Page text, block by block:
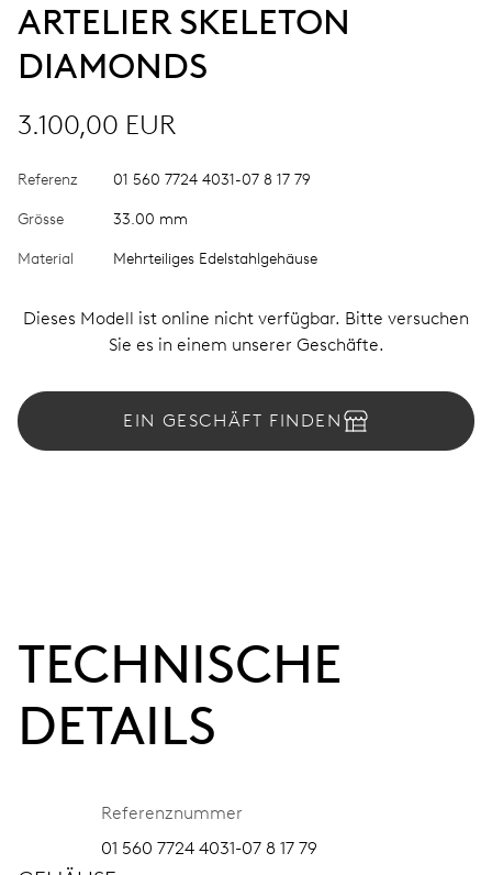
ARTELIER SKELETON
DIAMONDS
3.100,00 EUR
Referenz 01 560 7724 4031-07 8 17 79
Grösse 33.00 mm
Material Mehrteiliges Edelstahlgehäuse
Dieses Modell ist online nicht verfügbar. Bitte versuchen
Sie es in einem unserer Geschäfte.
EIN GESCHÄFT FINDEN
TECHNISCHE
DETAILS
Referenznummer
01 560 7724 4031-07 8 17 79